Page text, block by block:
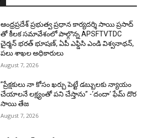
ఆంధ్రప్రదేశ్ ప్రభుత్వ ప్రధాన కార్యదర్శి సాయి ప్రసాద్
తో కీలక సమావేశంలో పాల్గొన్న APSFTVTDC
చైర్మన్ భరత్ భూషణ్, ఏపీ ఎఫ్డిసి ఎండి విశ్వనాథన్,
పలు శాఖల అధికారులు
August 7, 2026
”ప్రేక్షకులు నా కోసం ఖర్చు పెట్టే డబ్బులకు న్యాయం
చేయాలనే లక్ష్యంతో పని చేస్తాను” -‘దందా’ ఫేమ్ దొర
సాయి తేజ
August 7, 2026